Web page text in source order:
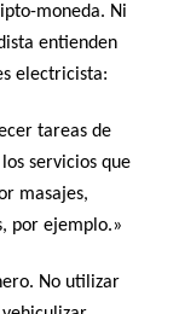
moneda. Ni
entienden
electricista:
tareas de
servicios que
masajes,
por ejemplo.»
No utilizar